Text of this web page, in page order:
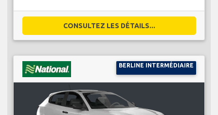
CONSULTEZ LES DÉTAILS...
BERLINE INTERMÉDIAIRE